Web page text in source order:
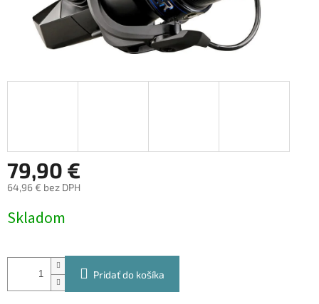
79,90 €
64,96 € bez DPH
cena:
Skladom
Pridať do košíka